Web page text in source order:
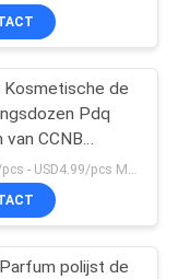
25
Make-
Kosmetische de
Pdq
van CCNB
polijst de